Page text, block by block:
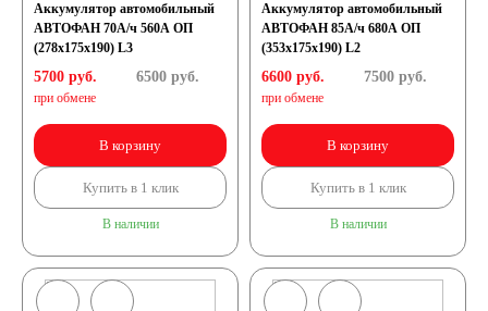
Аккумулятор автомобильный
АВТОФАН 70А/ч 560А ОП
(278x175x190) L3
5700 руб.
при обмене
6500руб.
В корзину
Купить в 1 клик
В наличии
Аккумулятор автомобильный
АВТОФАН 85А/ч 680А ОП
(353x175x190) L2
6600 руб.
при обмене
7500руб.
В корзину
Купить в 1 клик
В наличии